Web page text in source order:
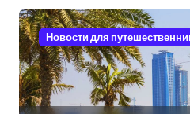
Новости для